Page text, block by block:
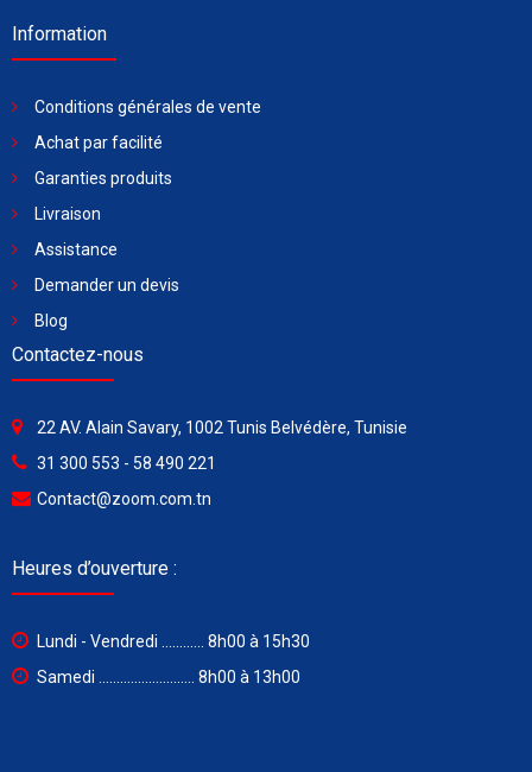
Information
Conditions générales de vente
Achat par facilité
Garanties produits
Livraison
Assistance
Demander un devis
Blog
Contactez-nous
22 AV. Alain Savary, 1002 Tunis Belvédère, Tunisie
31 300 553 - 58 490 221
Contact@zoom.com.tn
Heures d’ouverture :
Lundi - Vendredi ............ 8h00 à 15h30
Samedi ........................... 8h00 à 13h00